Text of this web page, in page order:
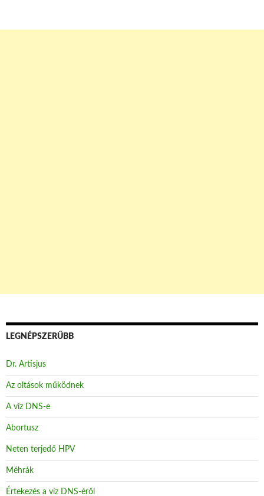
LEGNÉPSZERŰBB
Dr. Artisjus
Az oltások működnek
A víz DNS-e
Abortusz
Neten terjedő HPV
Méhrák
Értekezés a víz DNS-éről